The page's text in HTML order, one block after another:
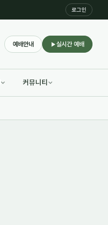
로그인
예배안내 실시간 예배
커뮤니티